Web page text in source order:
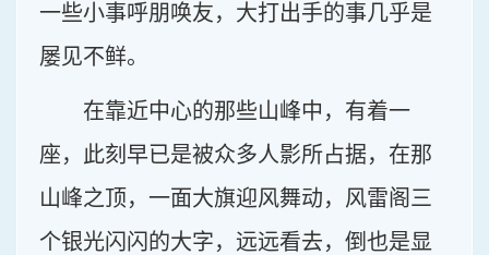
一些小事呼朋唤友，大打出手的事几乎是
屡见不鲜。
在靠近中心的那些山峰中，有着一
座，此刻早已是被众多人影所占据，在那
山峰之顶，一面大旗迎风舞动，风雷阁三
个银光闪闪的大字，远远看去，倒也是显